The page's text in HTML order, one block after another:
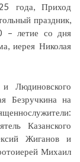
года, Приход
праздник,
– летие со дня
иерея Николая
Людиновского
Безручкина на
Казанского
Жиганов и
Михаил